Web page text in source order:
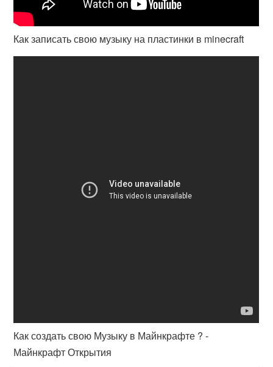
Как записать свою музыку на пластинки в minecraft
Как создать свою Музыку в Майнкрафте ? -
Майнкрафт Открытия